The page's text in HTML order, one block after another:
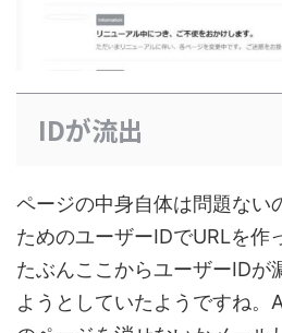
IDが流出
ページの中身自体は問題ない
ためのユーザーIDでURLを作
たぶんここからユーザーIDが
ようとしていたようですね。